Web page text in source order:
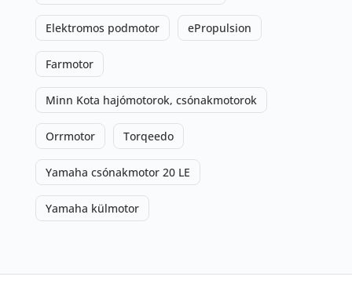
Elektromos podmotor ePropulsion
Farmotor
Minn Kota hajómotorok, csónakmotorok
Orrmotor Torqeedo
Yamaha csónakmotor 20 LE
Yamaha külmotor